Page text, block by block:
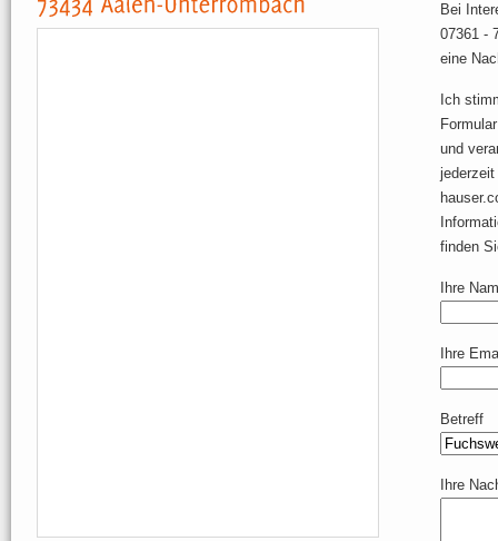
Bei
07361 -
eine
Ich
und
finden
Ihre
Ihre
Betreff
Ihre